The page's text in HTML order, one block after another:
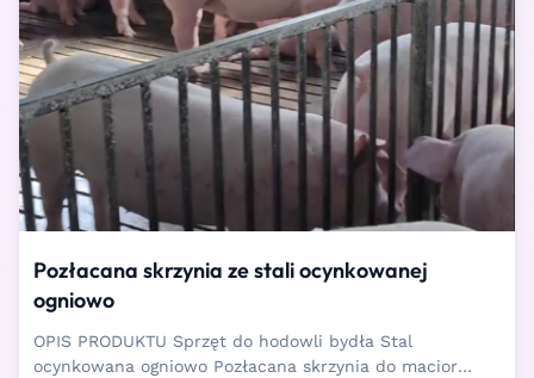
Pozłacana skrzynia ze stali ocynkowanej
ogniowo
OPIS PRODUKTU Sprzęt do hodowli bydła Stal
ocynkowana ogniowo Pozłacana skrzynia do macior